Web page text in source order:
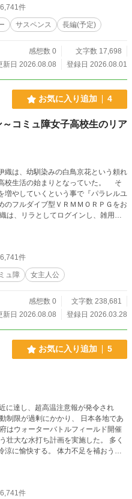
件
サスペンス 長編(予定)
感想数 0
文字数 17,698
新日 2026.08.08
登録日 2026.08.01
お気に入り追加 4
コミュ障女子高校生のリア
は、幼馴染みの白鳥京花という頼れ
校生活の始まりとなっていた。 そ
増やしていくという事で『パラレルユ
のフルダイブ型ＶＲＭＭＯＲＰＧをお
、リラとしてログインし、雑用ク
。 そんな中クエストの報酬で手に
々な出会い、様々な出来事が伊織
やかんやあってトッププレイヤーに
治そうと奔走し、大きな事を成し遂
件
ュ障 女主人公
感想数 0
文字数 238,681
新日 2026.08.08
登録日 2026.03.28
お気に入り追加 5
に達し、超高温注意報が発令され
制限が過剰にかかり、 日本各地であ
はウォーターバトルフィールド開催
壮大な水打ち計画を実施した。 多く
に愉快する。 体力不足を補おう
も、水のごとく国の中に浸透し続け
がらない学校があり、 エアコンに浸
なくなる 児童たちもふえてゆく。
の転校生がやってきた。 同じく各
件